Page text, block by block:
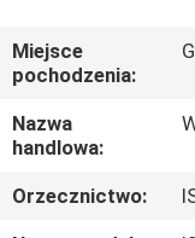
O
NAS
WYCIECZKA
Miejsce
pochodzenia:
Nazwa
handlowa:
Orzecznictwo: